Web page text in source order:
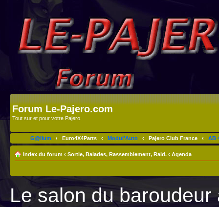
Forum Le-Pajero.com
Tout sur et pour votre Pajero.
G@lium ‹ Euro4X4Parts ‹ Modul'Auto ‹ Pajero Club France ‹ AB
Index du forum ‹ Sortie, Balades, Rassemblement, Raid. ‹ Agenda
Le salon du baroudeur